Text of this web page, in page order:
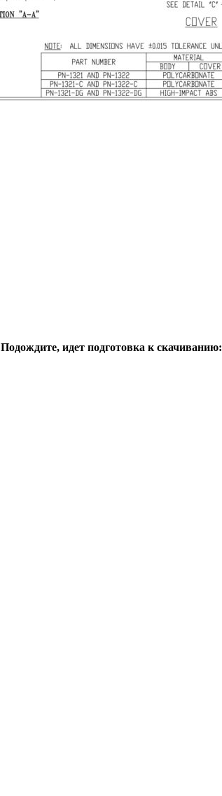
Подождите, идет подготовка к скачиванию: